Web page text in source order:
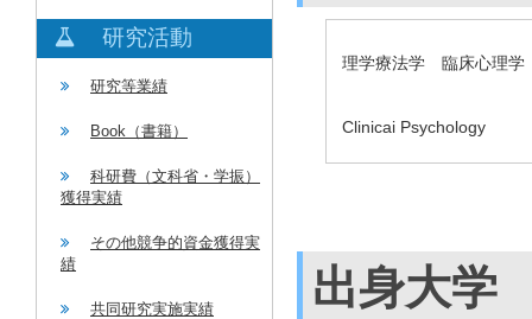
研究活動
研究等業績
Book（書籍）
科研費（文科省・学振）
獲得実績
その他競争的資金獲得実
績
共同研究実施実績
理学療法学 臨床心理学
Clinicai Psychology
出身大学